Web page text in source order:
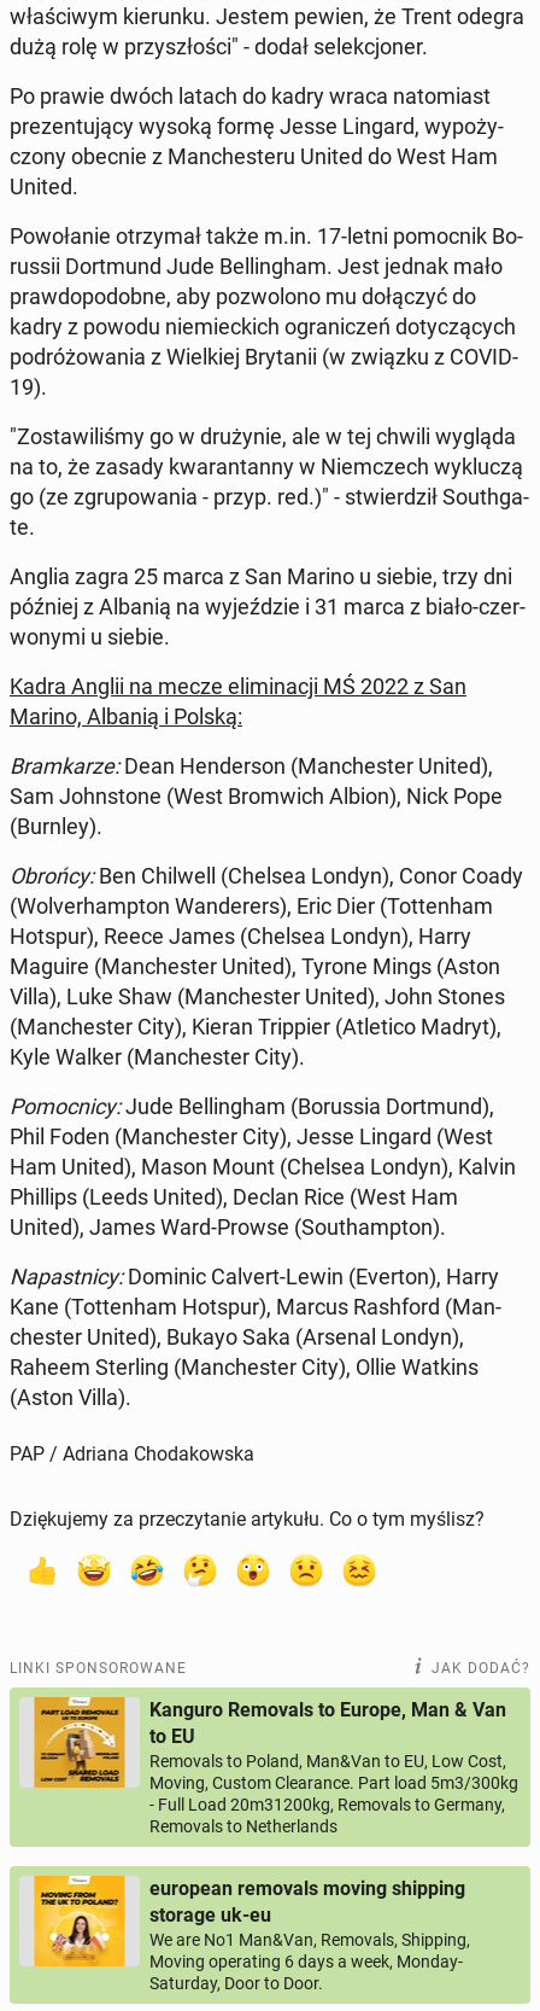
wła­ści­wym kie­run­ku. Jestem pewien, że Trent odegra
dużą rolę w przy­szło­ści" - dodał se­lek­cjo­ner.
Po prawie dwóch latach do kadry wraca na­to­miast
pre­zen­tu­ją­cy wysoką formę Jesse Lingard, wy­po­ży­
czo­ny obecnie z Man­che­ste­ru United do West Ham
United.
Po­wo­ła­nie otrzy­mał także m.in. 17-letni po­moc­nik Bo­
rus­sii Do­rt­mund Jude Bel­lin­gham. Jest jednak mało
praw­do­po­dob­ne, aby po­zwo­lo­no mu do­łą­czyć do
kadry z powodu nie­miec­kich ogra­ni­czeń do­ty­czą­cych
po­dró­żo­wa­nia z Wiel­kiej Bry­ta­nii (w związku z COVID-
19).
"Zo­sta­wi­li­śmy go w dru­ży­nie, ale w tej chwili wygląda
na to, że zasady kwa­ran­tan­ny w Niem­czech wy­klu­czą
go (ze zgru­po­wa­nia - przyp. red.)" - stwier­dził So­uth­ga­
te.
Anglia zagra 25 marca z San Marino u siebie, trzy dni
później z Albanią na wy­jeź­dzie i 31 marca z biało-czer­
wo­ny­mi u siebie.
Kadra Anglii na mecze eli­mi­na­cji MŚ 2022 z San
Marino, Albanią i Polską:
Bram­ka­rze:Dean Hen­der­son (Man­che­ster United),
Sam John­sto­ne (West Brom­wich Albion), Nick Pope
(Burnley).
Obrońcy:Ben Chil­well (Chelsea Londyn), Conor Coady
(Wo­lver­hamp­ton Wan­de­rers), Eric Dier (Tot­ten­ham
Hotspur), Reece James (Chelsea Londyn), Harry
Maguire (Man­che­ster United), Tyrone Mings (Aston
Villa), Luke Shaw (Man­che­ster United), John Stones
(Man­che­ster City), Kieran Trip­pier (Atle­ti­co Madryt),
Kyle Walker (Man­che­ster City).
Po­moc­ni­cy:Jude Bel­lin­gham (Bo­rus­sia Do­rt­mund),
Phil Foden (Man­che­ster City), Jesse Lingard (West
Ham United), Mason Mount (Chelsea Londyn), Kalvin
Phil­lips (Leeds United), Declan Rice (West Ham
United), James Ward-Prowse (So­uthamp­ton).
Na­past­ni­cy:Dominic Calvert-Lewin (Everton), Harry
Kane (Tot­ten­ham Hotspur), Marcus Ra­sh­ford (Man­
che­ster United), Bukayo Saka (Arsenal Londyn),
Raheem Ster­ling (Man­che­ster City), Ollie Watkins
(Aston Villa).
PAP / Adriana Chodakowska
Dziękujemy za przeczytanie artykułu. Co o tym myślisz?
LINKI SPONSOROWANE JAK DODAĆ?
Kanguro Removals to Europe, Man & Van
to EU
Removals to Poland, Man&Van to EU, Low Cost,
Moving, Custom Clearance. Part load 5m3/300kg
- Full Load 20m31200kg, Removals to Germany,
Removals to Netherlands
european removals moving shipping
storage uk-eu
We are No1 Man&Van, Removals, Shipping,
Moving operating 6 days a week, Monday-
Saturday, Door to Door.